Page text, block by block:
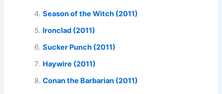
Season of the Witch (2011)
Ironclad (2011)
Sucker Punch (2011)
Haywire (2011)
Conan the Barbarian (2011)